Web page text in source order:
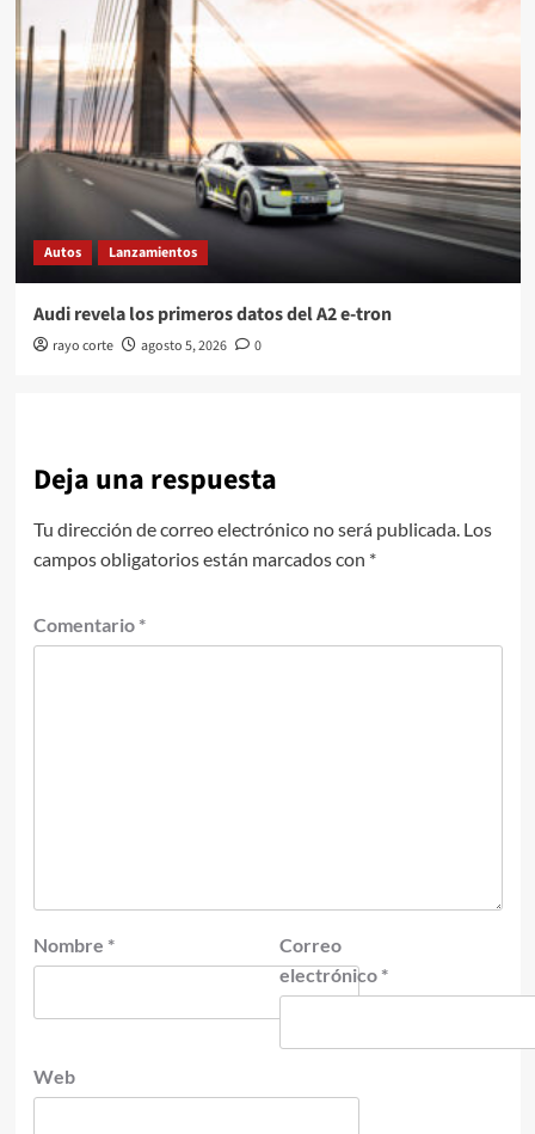
Autos Lanzamientos
Audi revela los primeros datos del A2 e-tron
rayo corte agosto 5, 2026 0
Deja una respuesta
Tu dirección de correo electrónico no será publicada. Los
campos obligatorios están marcados con *
Comentario *
Nombre *
Correo
electrónico *
Web